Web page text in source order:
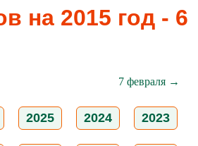
на 2015 год - 6
7 февраля →
2025 2024 2023